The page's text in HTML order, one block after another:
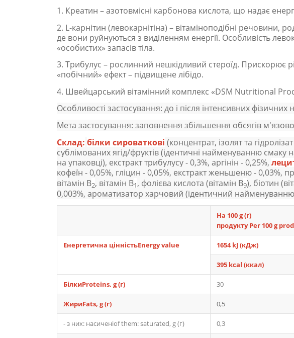
1. Креатин – азотовмісні карбонова кислота, що надає
2. L-карнітин (левокарнітіна) – вітаміноподібні
де вони руйнуються з виділенням енергії. Особливість
«особистих» запасів тіла.
3. Трибулус – рослинний нешкідливий стероїд. Прискорює
«побічний» ефект – підвищене лібідо.
4. Швейцарський вітамінний комплекс «DSM Nutritional
Особливості застосування: до і після інтенсивних
Мета застосування: заповнення збільшення обсягів
Склад: білки сироваткові (концентрат, ізолят та
сублімованих ягід/фруктів (ідентичні найменуванню
на упаковці), екстракт трибулусу - 0,3%, аргінін - 0,25%,
кофеїн - 0,05%, гліцин - 0,05%, екстракт женьшеню - 0,03%,
вітамін В2, вітамін В1, фолієва кислота (вітамін В9), біотин
0,003%, ароматизатор харчовий (ідентичний
На 100g(г)
продукту Per 100g
Енергетична цінністьEnergy value 1654 kJ (кДж)
395 kcal (ккал)
БілкиProteins, g (г) 30
ЖириFats, g (г) 0,5
- з них: насиченіof them: saturated, g (г) 0,3